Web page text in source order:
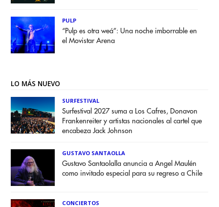
PULP
“Pulp es otra weá”: Una noche imborrable en
el Movistar Arena
LO MÁS NUEVO
SURFESTIVAL
Surfestival 2027 suma a Los Cafres, Donavon
Frankenreiter y artistas nacionales al cartel que
encabeza Jack Johnson
GUSTAVO SANTAOLLA
Gustavo Santaolalla anuncia a Angel Maulén
como invitado especial para su regreso a Chile
CONCIERTOS